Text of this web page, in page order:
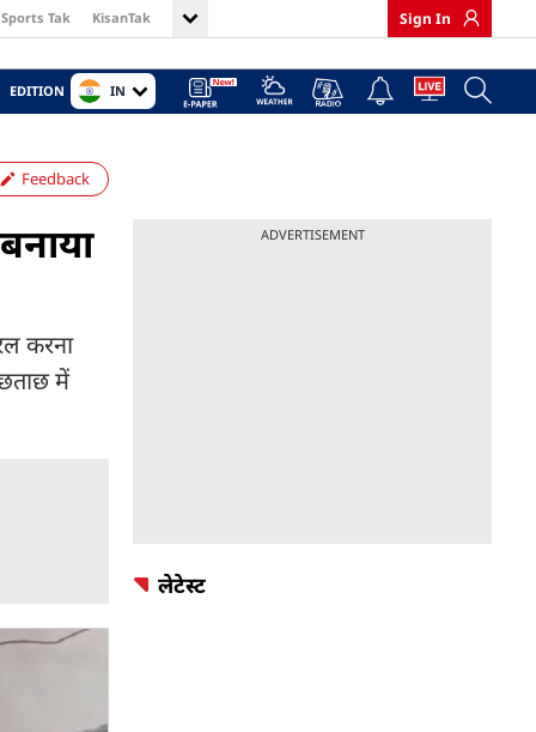
Sports Tak KisanTak Sign In
EDITION IN
Feedback
करना
में
ADVERTISEMENT
लेटेस्ट